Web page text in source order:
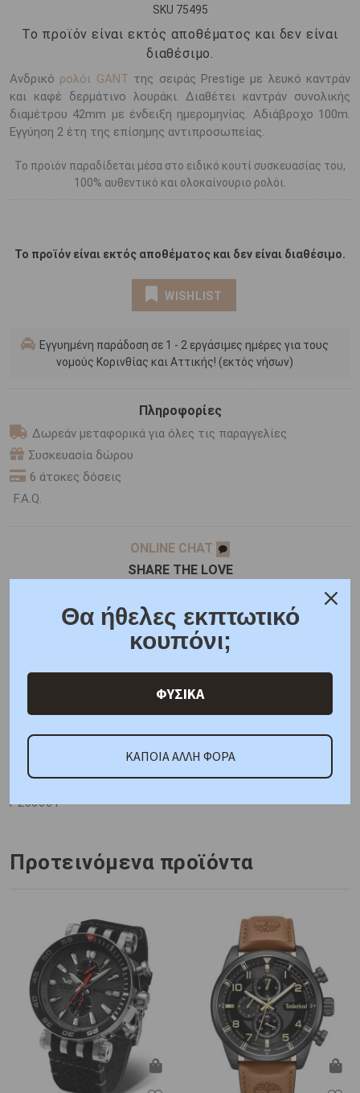
SKU 75495
Το προϊόν είναι εκτός αποθέματος και δεν είναι
διαθέσιμο.
Ανδρικό ρολόι GANT της σειράς Prestige με λευκό καντράν
και καφέ δερμάτινο λουράκι. Διαθέτει καντράν συνολικής
διαμέτρου 42mm με ένδειξη ημερομηνίας. Αδιάβροχο 100m.
Εγγύηση 2 έτη της επίσημης αντιπροσωπείας.
Το προϊόν παραδίδεται μέσα στο ειδικό κουτί συσκευασίας του,
100% αυθεντικό και ολοκαίνουριο ρολόι.
Το προϊόν είναι εκτός αποθέματος και δεν είναι διαθέσιμο.
WISHLIST
Εγγυημένη παράδοση σε 1 - 2 εργάσιμες ημέρες για τους
νομούς Κορινθίας και Αττικής! (εκτός νήσων)
Πληροφορίες
Δωρεάν μεταφορικά για όλες τις παραγγελίες
Συσκευασία δώρου
6 άτοκες δόσεις
F.A.Q.
ONLINE CHAT
SHARE THE LOVE
Χαρακτηριστικά Χαρακτηριστικά Ρολογιών
Γιατί εμάς Ρωτήστε μας Κριτικές
ΚΑΤΟΠΙΝ ΠΑΡΑΓΓΕΛΙΑΣ
Κωδικός Προμηθευτή:
P266001
Προτεινόμενα προϊόντα
Θα ήθελες εκπτωτικό
κουπόνι;
ΦΥΣΙΚΑ
ΚΑΠΟΙΑ ΑΛΛΗ ΦΟΡΑ